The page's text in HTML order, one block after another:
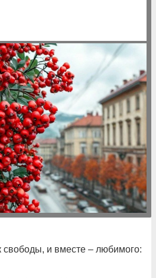
и вместе – любимого: